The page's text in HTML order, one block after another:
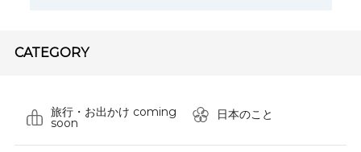
CATEGORY
旅行・お出かけ coming
soon
日本のこと